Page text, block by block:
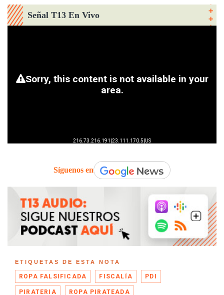
Señal T13 En Vivo
Síguenos en
ETIQUETAS DE ESTA NOTA
ROPA FALSIFICADA FISCALÍA PDI
PIRATERIA ROPA PIRATEADA